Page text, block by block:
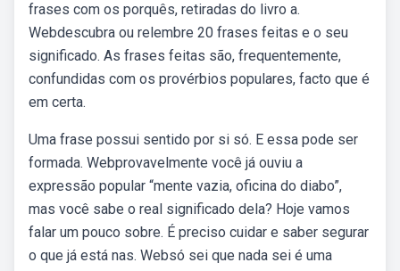
frases com os porquês, retiradas do livro a.
Webdescubra ou relembre 20 frases feitas e o seu
significado. As frases feitas são, frequentemente,
confundidas com os provérbios populares, facto que é
em certa.
Uma frase possui sentido por si só. E essa pode ser
formada. Webprovavelmente você já ouviu a
expressão popular “mente vazia, oficina do diabo”,
mas você sabe o real significado dela? Hoje vamos
falar um pouco sobre. É preciso cuidar e saber segurar
o que já está nas. Websó sei que nada sei é uma